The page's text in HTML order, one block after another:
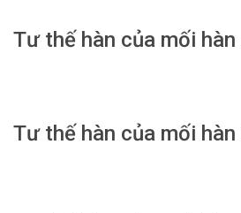
Tư thế hàn của mối
Tư thế hàn của mối hàn